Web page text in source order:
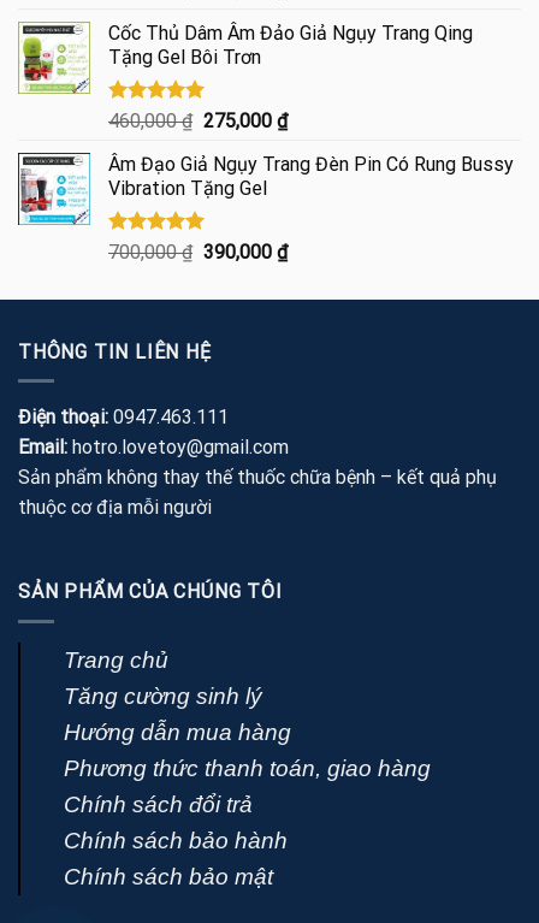
5.00
5 sao
là:
460,000 ₫.
tại
Cốc Thủ Dâm Âm Đảo Giả Ngụy Trang Qing
Tặng Gel Bôi Trơn
Được xếp
5.00
5 sao
460,000₫ Giá
là:
460,000 ₫.
275,000 ₫Giá
tại
Âm Đạo Giả Ngụy Trang Đèn Pin Có Rung Bussy
Vibration Tặng Gel
Được xếp
5.00
700,000₫ Giá
là:
390,000 ₫Giá
tại
THÔNG TIN LIÊN HỆ
Điện thoại: 0947.463.111
Email: hotro.lovetoy@gmail.com
Sản phẩm không thay thế thuốc chữa bệnh – kết quả phụ
thuộc cơ địa mỗi người
SẢN PHẨM CỦA CHÚNG TÔI
Trang chủ
Tăng cường sinh lý
Hướng dẫn mua hàng
Phương thức thanh toán, giao hàng
Chính sách đổi trả
Chính sách bảo hành
Chính sách bảo mật